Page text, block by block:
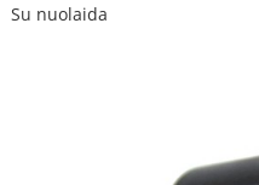
Su nuolaida